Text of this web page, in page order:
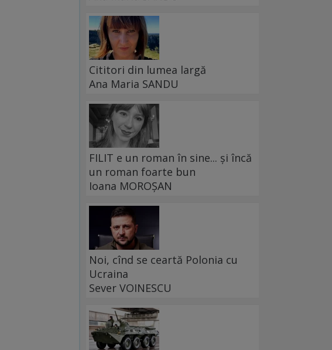
Cititori din lumea largă
Ana Maria SANDU
FILIT e un roman în sine... și încă
un roman foarte bun
Ioana MOROȘAN
Noi, cînd se ceartă Polonia cu
Ucraina
Sever VOINESCU